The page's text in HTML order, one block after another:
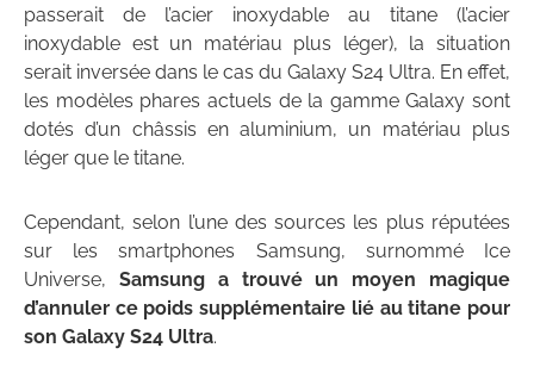
passerait de l’acier inoxydable au titane (l’acier
inoxydable est un matériau plus léger), la situation
serait inversée dans le cas du Galaxy S24 Ultra. En effet,
les modèles phares actuels de la gamme Galaxy sont
dotés d’un châssis en aluminium, un matériau plus
léger que le titane.
Cependant, selon l’une des sources les plus réputées
sur les smartphones Samsung, surnommé Ice
Universe, Samsung a trouvé un moyen magique
d’annuler ce poids supplémentaire lié au titane pour
son Galaxy S24 Ultra.